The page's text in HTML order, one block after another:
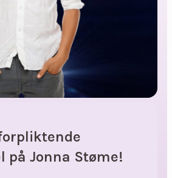
på Jonna Støme!